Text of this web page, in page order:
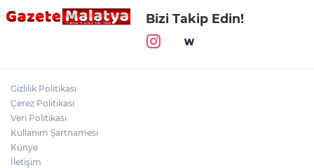
Bizi Takip Edin!
Gizlilik Politikası
Çerez Politikası
Veri Politikası
Kullanım Şartnamesi
Künye
İletişim